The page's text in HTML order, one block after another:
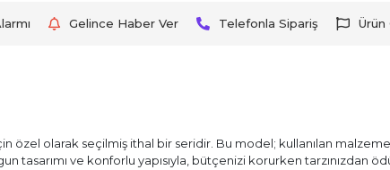
Gelince Haber Ver Telefonla Sipariş Ürün
olarak seçilmiş ithal bir seridir. Bu model; kullanılan
tasarımı ve konforlu yapısıyla, bütçenizi korurken tarzınızdan